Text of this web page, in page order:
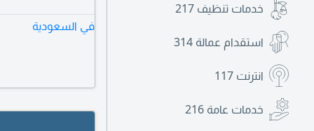
خدمات تنظيف 217
استقدام عمالة 314
انترنت 117
خدمات عامة 216
في السعودية